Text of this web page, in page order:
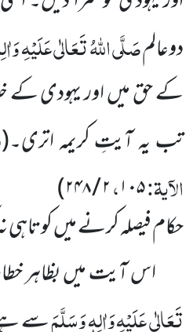
دوعالمصَلَّی اللہُ تَعَالٰی عَلَیْہِ
کے حق میں اور یہودی کے
تب یہ آیتِ کریمہ اتری۔(
الآیۃ:۱۰۵،۲ / ۲۴۸
)
حکام فیصلہ کرنے میں
اس آیت میں بظاہر
تَعَالٰی عَلَیْہِ وَاٰلِہٖ وَسَلَّمَسے